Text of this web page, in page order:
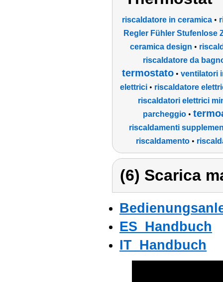
riscaldatore in ceramica•
Regler Fühler Stufenlose
ceramica design •
riscaldatore da
termostato • ventilatori
elettrici • riscaldatore
riscaldatori elettrici
parcheggio•
riscaldamenti
riscaldamento •
(6) Scarica
ES_Handbuch
IT_Handbuch